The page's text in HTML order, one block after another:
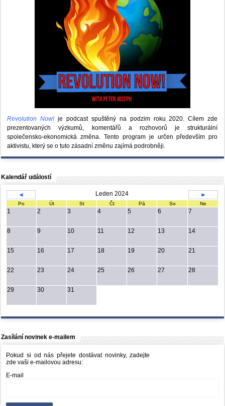
Revolution Now! je podcast spuštěný na podzim roku 2020.Cílem zde
prezentovaných výzkumů, komentářů a rozhovorů je strukturální
společensko-ekonomická změna. Tento program je určen především pro
aktivistu, který se o tuto zásadní změnu zajímá podrobněji.
Kalendář událostí
◄ Leden 2024 ►
Po Út St Čt Pá So Ne
1 2 3 4 5 6 7
8 9 10 11 12 13 14
15 16 17 18 19 20 21
22 23 24 25 26 27 28
29 30 31
Zasílání novinek e-mailem
Pokud si od nás přejete dostávat novinky, zadejte
zde vaši e-mailovou adresu:
E-mail